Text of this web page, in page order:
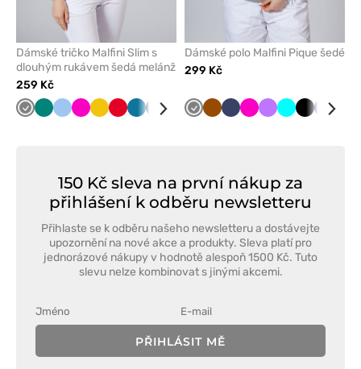
Dámské tričko Malfini Slim s
dlouhým rukávem šedá melánž
259 Kč
ŠedáZelenáModráMalinová
ŽlutáČervenáKaraibsky
ČernáTřešňová
MátováNámořnická
Tmavě
Bílá
Dámské polo Malfini Pique šedé
299 Kč
ŠedáHnědáNámořnická
Malinová
FialováTyrkysová
ČernáTmavě
150 Kč sleva na první nákup za
přihlášení k odběru newsletteru
Přihlaste se k odběru našeho newsletteru a dostávejte
upozornění na nové akce a produkty. Sleva platí pro
jednorázové nákupy v hodnotě alespoň 1500 Kč. Tuto
slevu nelze kombinovat s jinými akcemi.
PŘIHLÁSIT MĚ